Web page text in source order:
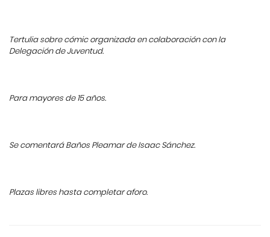
Tertulia sobre cómic organizada en colaboración con la
Delegación de Juventud.
Para mayores de 15 años.
Se comentará Baños Pleamar de Isaac Sánchez.
Plazas libres hasta completar aforo.